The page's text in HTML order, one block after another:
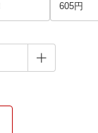
605円